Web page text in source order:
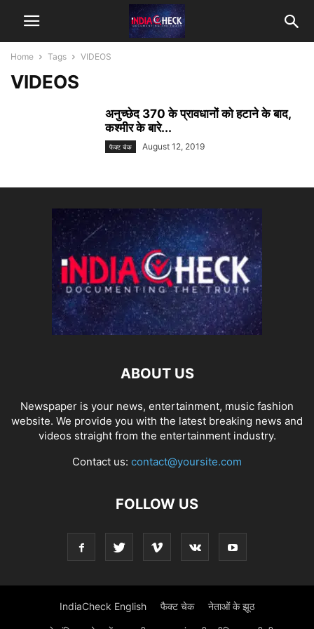
Home Tags VIDEOS
VIDEOS
अनुच्छेद 370 के प्रावधानों को हटाने के बाद,
कश्मीर के बारे...
फैक्ट चेक August 12, 2019
ABOUT US
Newspaper is your news, entertainment, music fashion
website. We provide you with the latest breaking news and
videos straight from the entertainment industry.
Contact us: contact@yoursite.com
FOLLOW US
IndiaCheck English फैक्ट चेक नेताओं के झूठ